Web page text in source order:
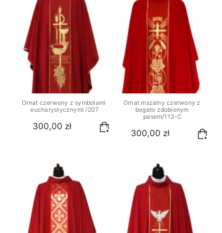
Ornat czerwony z symbolami
eucharystycznymi /207
300,00 zł
Ornat mszalny czerwony z
bogato zdobionym
pasem/113-C
300,00 zł